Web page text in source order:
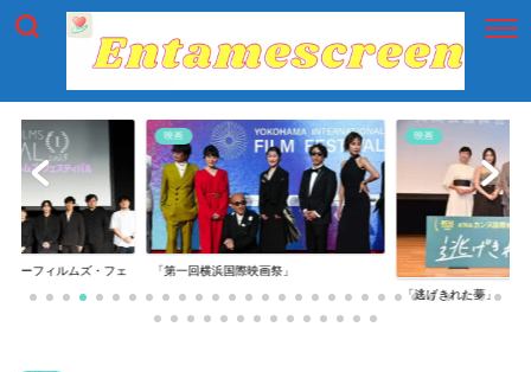
アーフィルムズ・フェ
映画
「第一回横浜国際映画祭」
映画
「逃げきれた夢」